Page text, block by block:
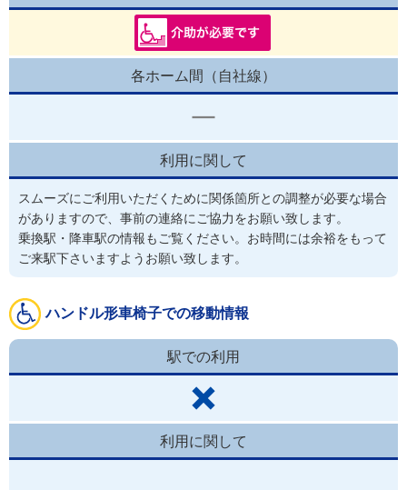
各ホーム間（自社線）
利用に関して
スムーズにご利用いただくために関係箇所との調整が必要な場合
がありますので、事前の連絡にご協力をお願い致します。
乗換駅・降車駅の情報もご覧ください。お時間には余裕をもって
ご来駅下さいますようお願い致します。
ハンドル形車椅子での移動情報
駅での利用
利用に関して